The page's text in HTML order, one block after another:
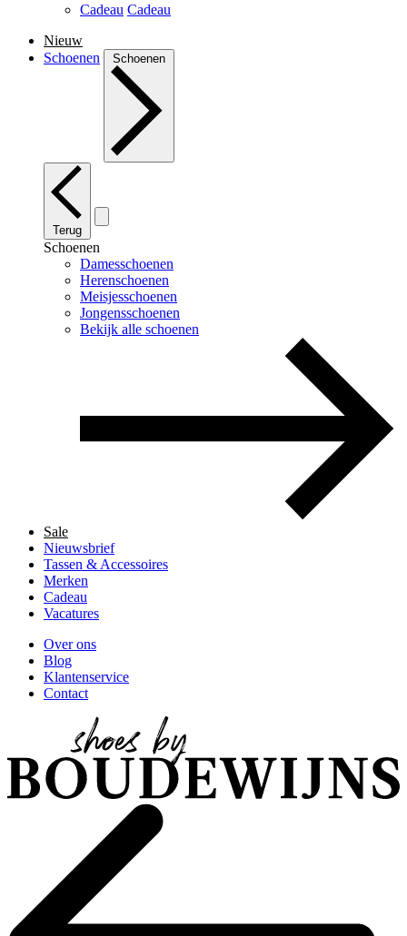
Cadeau Cadeau
Nieuw
Schoenen
Schoenen
Terug
Schoenen
Damesschoenen
Herenschoenen
Meisjesschoenen
Jongensschoenen
Bekijk alle schoenen
Sale
Nieuwsbrief
Tassen & Accessoires
Merken
Cadeau
Vacatures
Over ons
Blog
Klantenservice
Contact